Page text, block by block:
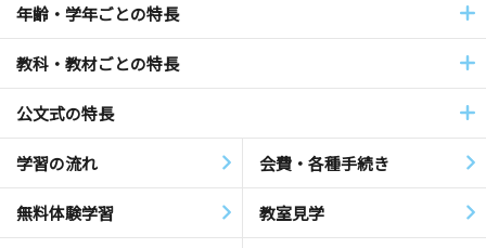
年齢・学年ごとの特長
教科・教材ごとの特長
公文式の特長
学習の流れ 会費・各種手続き
無料体験学習 教室見学